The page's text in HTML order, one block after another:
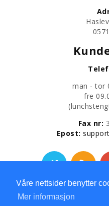
Våre nettsider benytter
Mer informasjon
man - tor
fre
Fax nr:
​Epost: